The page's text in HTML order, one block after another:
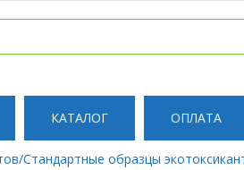
КАТАЛОГ ОПЛАТА
Стандартные образцы